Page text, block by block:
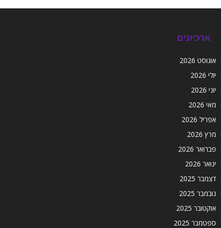
ארכיונים
אוגוסט 2026
יולי 2026
יוני 2026
מאי 2026
אפריל 2026
מרץ 2026
פברואר 2026
ינואר 2026
דצמבר 2025
נובמבר 2025
אוקטובר 2025
ספטמבר 2025